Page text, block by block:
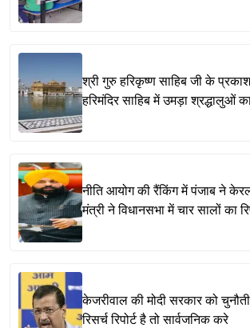
श्री गुरु हरिकृष्ण साहिब जी के प्रकाश
हरिमंदिर साहिब में उमड़ा श्रद्धालुओं
नीति आयोग की रैंकिंग में पंजाब ने केरल
मंत्री ने विधानसभा में चार सालों का
केजरीवाल की मोदी सरकार को
रिसर्च रिपोर्ट है तो सार्वजनिक करे